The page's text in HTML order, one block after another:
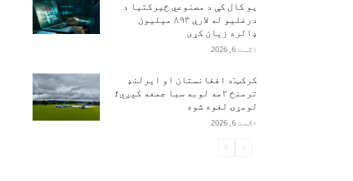
یو کال کې د مصنوعي ځیرکتیا د
درغلیو له لارې ۸۹۳ میلیون
ډالره زیان کړی
اګست 6, 2026
کرکټ:د افغانستان او ایرلنډ
ترمنځ ۲مه لوبه سبا جمعه کېږي؛
لومړۍ لغوه شوه
اګست 6, 2026